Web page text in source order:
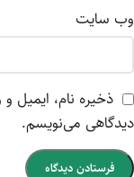
وب‌ سایت
ذخیره نام، ایمیل
دیدگاهی می‌نویسم.